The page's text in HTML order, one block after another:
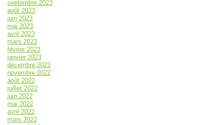
septembre 2023
août 2023
juin 2023
mai 2023
avril 2023
mars 2023
février 2023
janvier 2023
décembre 2022
novembre 2022
août 2022
juillet 2022
juin 2022
mai 2022
avril 2022
mars 2022